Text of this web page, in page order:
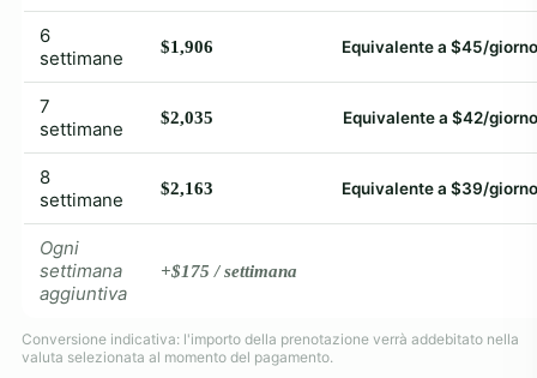
6
settimane
$1,906 Equivalente a $45/giorno
7
settimane
$2,035 Equivalente a $42/giorno
8
settimane
$2,163 Equivalente a $39/giorno
Ogni
settimana
aggiuntiva
+$175 / settimana
Conversione indicativa: l'importo della prenotazione verrà addebitato nella
valuta selezionata al momento del pagamento.